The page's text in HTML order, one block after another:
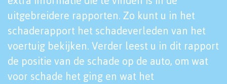
uitgebreidere rapporten. Zo kunt u in het
schaderapport het schadeverleden van het
voertuig bekijken. Verder leest u in dit rapport
de positie van de schade op de auto, om wat
voor schade het ging en wat het